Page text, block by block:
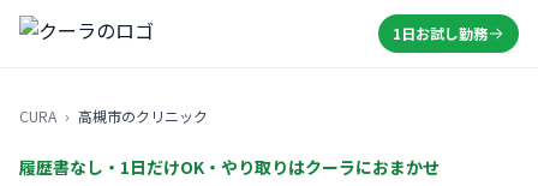
1日お試し勤務
CURA › 高槻市のクリニック
履歴書なし・1日だけOK・やり取りはクーラにおまかせ